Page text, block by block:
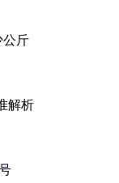
公斤
解析